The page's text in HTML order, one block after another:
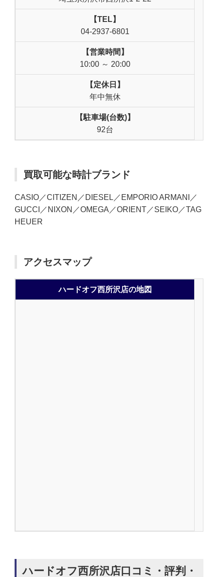
【TEL】
04-2937-6801
【営業時間】
10:00 ～ 20:00
【定休日】
年中無休
【駐車場(台数)】
92台
買取可能な時計ブランド
CASIO／CITIZEN／DIESEL／EMPORIO ARMANI／
GUCCI／NIXON／OMEGA／ORIENT／SEIKO／TAG
HEUER
アクセスマップ
ハードオフ西所沢店の地図
ハードオフ西所沢店口コミ・評判・